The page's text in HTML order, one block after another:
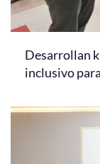
Desarrollan
inclusivo